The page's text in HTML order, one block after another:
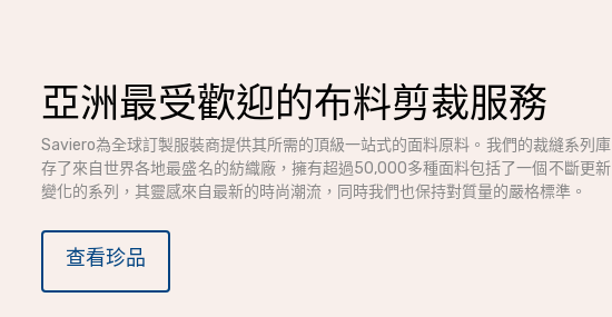
亞洲最受歡迎的布料剪裁服務
Saviero為全球訂製服裝商提供其所需的頂級一站式的面料原料。我們的裁縫系列庫
存了來自世界各地最盛名的紡織廠，擁有超過50,000多種面料包括了一個不斷更新
變化的系列，其靈感來自最新的時尚潮流，同時我們也保持對質量的嚴格標準。
查看珍品